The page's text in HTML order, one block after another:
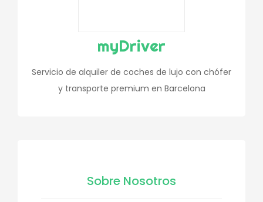
myDriver
Servicio de alquiler de coches de lujo con chófer
y transporte premium en Barcelona
Sobre Nosotros